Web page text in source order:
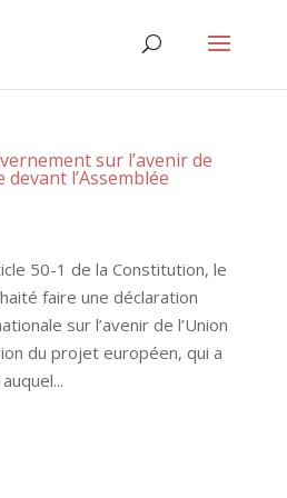
sur l’avenir de
l’Assemblée
50-1 de la Constitution, le
faire une déclaration
sur l’avenir de l’Union
du projet européen, qui a